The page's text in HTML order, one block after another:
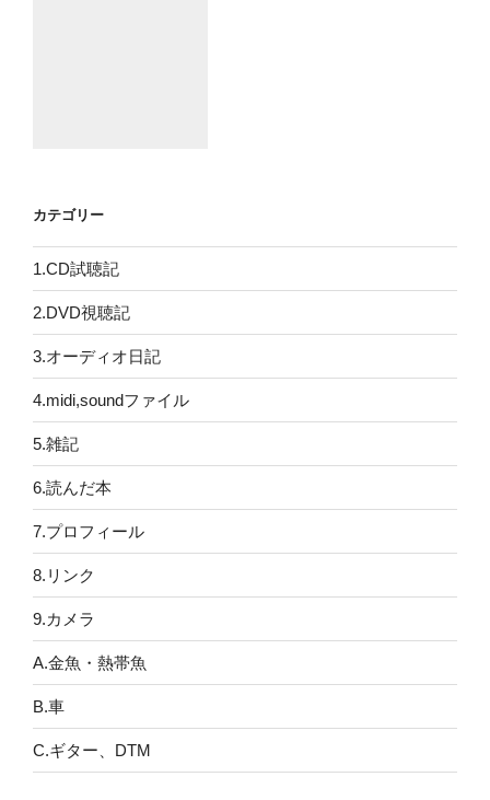
カテゴリー
1.CD試聴記
2.DVD視聴記
3.オーディオ日記
4.midi,soundファイル
5.雑記
6.読んだ本
7.プロフィール
8.リンク
9.カメラ
A.金魚・熱帯魚
B.車
C.ギター、DTM